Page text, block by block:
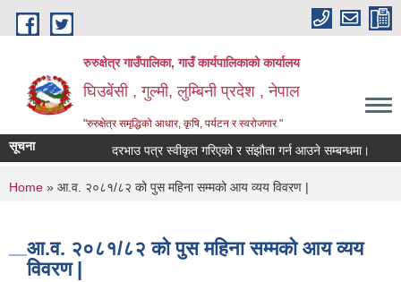
Skip to main content
रुरुक्षेत्र गाउँपालिका, गाउँ कार्यपालिकाको कार्यालय
घिउबेंसी , गुल्मी, लुम्बिनी प्रदेश , नेपाल
"रुरुक्षेत्र समृद्धिको आधार, कृषि, पर्यटन र स्वरोजगार "
सूचना दरभाउ पत्र स्वीकृत गरिएको र संझौता गर्न आउने सम्बन्धमा।
You are here
Home » आ.व. २०८१/८२ को पुस महिना सम्मको आय व्यय विवरण |
आ.व. २०८१/८२ को पुस महिना सम्मको आय व्यय
विवरण |